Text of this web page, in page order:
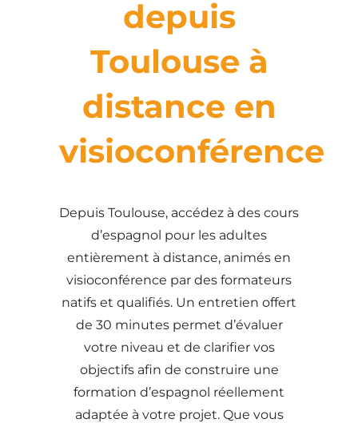
depuis
Toulouse à
distance en
visioconférence
Depuis Toulouse, accédez à des cours
d’espagnol pour les adultes
entièrement à distance, animés en
visioconférence par des formateurs
natifs et qualifiés. Un entretien offert
de 30 minutes permet d’évaluer
votre niveau et de clarifier vos
objectifs afin de construire une
formation d’espagnol réellement
adaptée à votre projet. Que vous